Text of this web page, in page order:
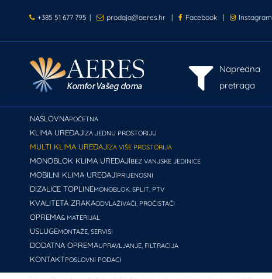
+385 51 677 795 | prodaja@aeres.hr | Facebook | Instagram
Napredna
pretraga
NASLOVNAPOČETNA
KLIMA UREĐAJIZA JEDNU PROSTORIJU
MULTI KLIMA UREĐAJIZA VIŠE PROSTORIJA
MONOBLOK KLIMA UREĐAJIBEZ VANJSKE JEDINICE
MOBILNI KLIMA UREĐAJIPRIJENOSNI
DIZALICE TOPLINEMONOBLOK, SPLIT, PTV
KVALITETA ZRAKAODVLAŽIVAČI, PROČISTAČI
OPREMA& MATERIJAL
USLUGEMONTAŽE, SERVISI
DODATNA OPREMAUPRAVLJANJE, FILTRACIJA
KONTAKTPOSLOVNI PODACI